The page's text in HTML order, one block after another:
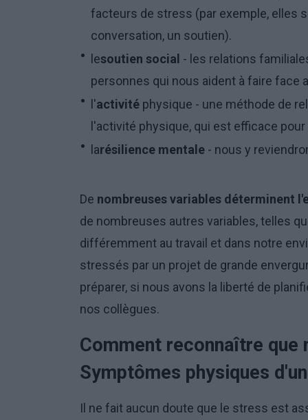
facteurs de stress (par exemple, elles
conversation, un soutien).
lesoutien social - les relations
personnes qui nous aident à faire face
l'activité physique - une méthode de
l'activité physique, qui est efficace
larésilience mentale - nous y
De nombreuses variables déterminent
de nombreuses autres variables, telles
différemment au travail et dans notre
stressés par un projet de grande
préparer, si nous avons la liberté de
nos collègues.
Comment reconnaître que
Symptômes physiques
Il ne fait aucun doute que le stress est